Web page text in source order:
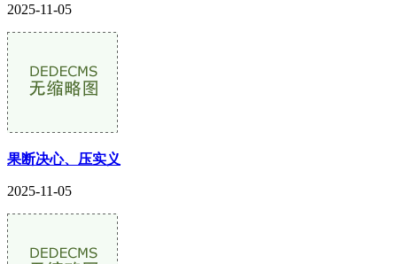
2025-11-05
果断决心、压实义
2025-11-05